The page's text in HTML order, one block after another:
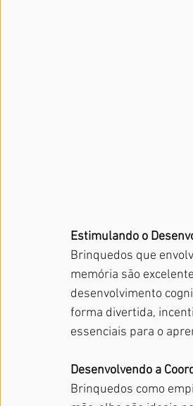
Estimulando o
Brinquedos que
memória são
desenvolvimento
forma divertida,
essenciais para o
Desenvolvendo a
Brinquedos como